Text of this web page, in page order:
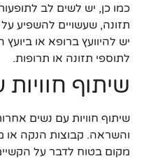
כמו כן, יש לשים לב
תזונה, שעשויים להשפיע
יש להיוועץ ברופא או
לתוספי תזונה או תרופות.
שיתוף
שיתוף חוויות עם נשים
והשראה. קבוצות הנקה או
מקום בטוח לדבר על